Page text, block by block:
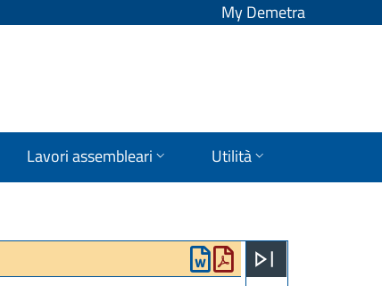
My Demetra
Lavori assembleari Utilità